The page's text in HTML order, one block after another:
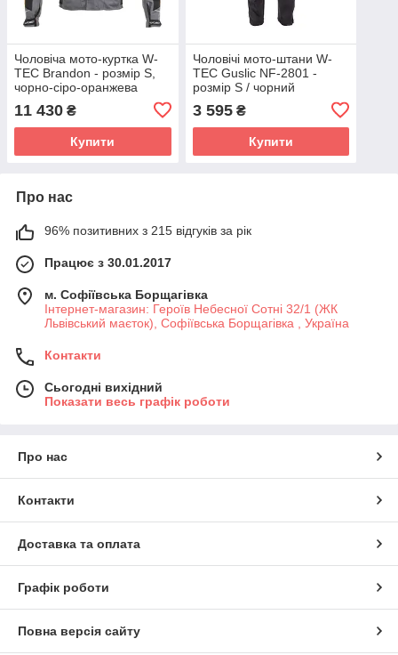
Чоловіча мото-куртка W-
TEC Brandon - розмір S,
чорно-сіро-оранжева
11 430 ₴
Купити
Чоловічі мото-штани W-
TEC Guslic NF-2801 -
розмір S / чорний
3 595₴
Купити
Про нас
96% позитивних з 215 відгуків за рік
Працює з 30.01.2017
м. Софіївська Борщагівка
Інтернет-магазин: Героїв Небесної Сотні 32/1 (ЖК
Львівський маєток), Софіївська Борщагівка , Україна
Контакти
Сьогодні вихідний
Показати весь графік роботи
Про нас
Контакти
Доставка та оплата
Графік роботи
Повна версія сайту